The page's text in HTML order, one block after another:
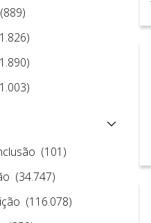
(889)
(101)
(34.747)
(116.078)